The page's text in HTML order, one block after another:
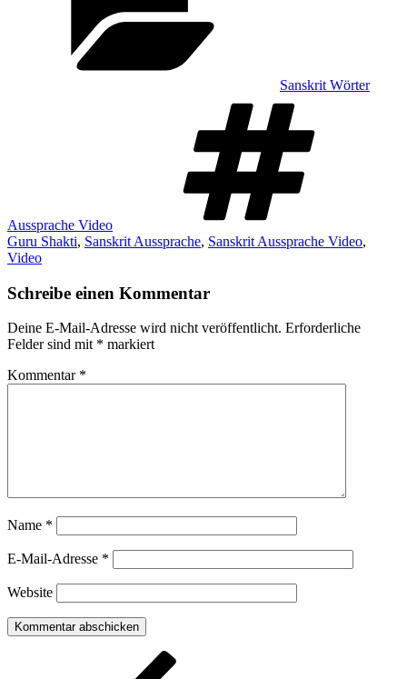
Sanskrit Wörter
Aussprache Video
Guru Shakti, Sanskrit Aussprache, Sanskrit Aussprache Video,
Video
Schreibe einen Kommentar
Deine E-Mail-Adresse wird nicht veröffentlicht. Erforderliche
Felder sind mit * markiert
Kommentar *
Name *
E-Mail-Adresse *
Website
Beitragsnavigation